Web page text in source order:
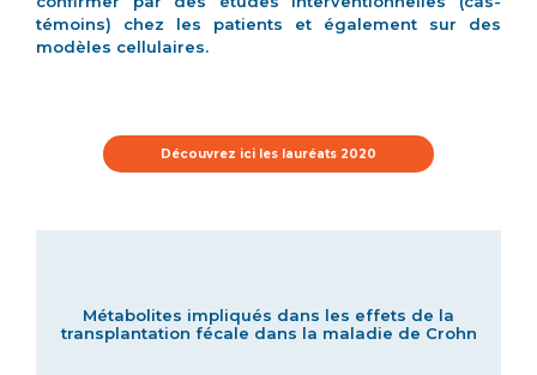
témoins) chez les patients et également sur des
modèles cellulaires.
Découvrez ici les lauréats 2020
Métabolites impliqués dans les effets de la
transplantation fécale dans la maladie de Crohn